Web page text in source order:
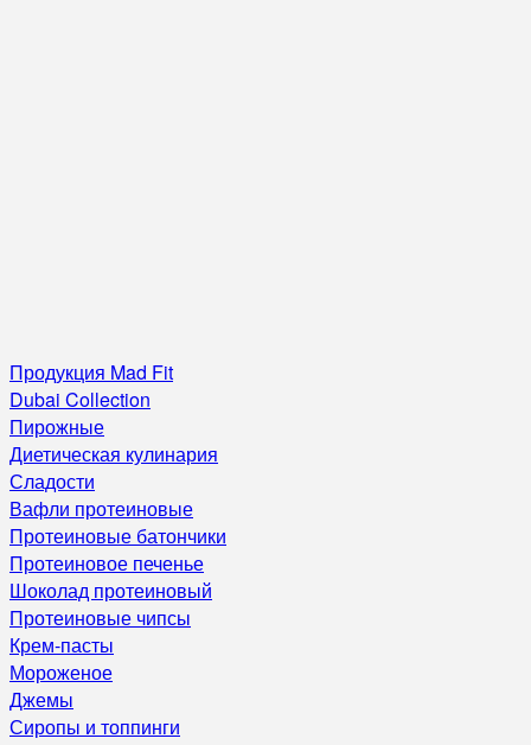
Продукция Mad Fit
Dubai Collection
Пирожные
Диетическая кулинария
Сладости
Вафли протеиновые
Протеиновые батончики
Протеиновое печенье
Шоколад протеиновый
Протеиновые чипсы
Крем-пасты
Мороженое
Джемы
Сиропы и топпинги